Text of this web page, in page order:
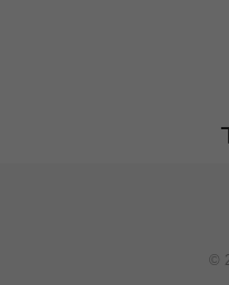
©